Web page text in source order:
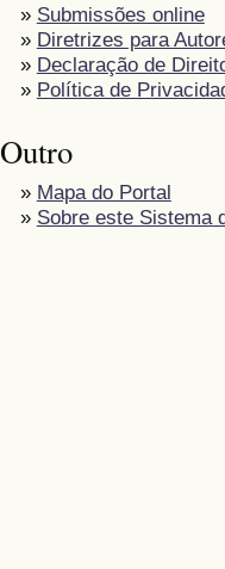
» Submissões online
» Diretrizes para
» Declaração de
» Política de
Outro
» Mapa do Portal
» Sobre este Sistema